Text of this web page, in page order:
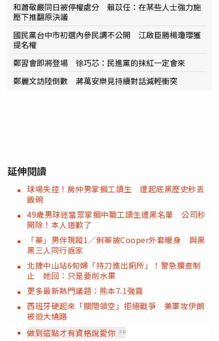
和蕭敬嚴同日被停權處分 賴苡任：在某些人士強力施
壓下推翻原決議
國民黨台中市初選內參民調不公開 江啟臣勝楊瓊瓔獲
提名權
鄭習會即將登場 徐巧芯：民進黨的抹紅一定會來
鄭麗文訪陸倒數 蔣萬安樂見持續對話減輕衝突
延伸閱讀
球場失控！房仲男掌摑工讀生 遭起底黑歷史秒丟
飯碗
49歲男球迷當眾掌摑中職工讀生遭黑名單 公司秒
開除！本人道歉了
「蓁」男伴現蹤1／俐蓁披Cooper外套暖身 與黑
黑三人同行返家
北捷中山站6旬婦「持刀進出廁所」！警急攔查制
止 她回：只是要削水果
更多最新熱門議題：熊本7.1強震
西班牙硬起來「關閉領空」拒絕戰爭 美軍攻伊朗
被迫大繞路
做到這點才有資格說愛你 PR